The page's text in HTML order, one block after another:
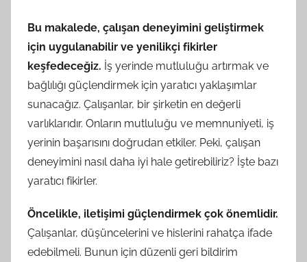
Bu makalede, çalışan deneyimini geliştirmek
için uygulanabilir ve yenilikçi fikirler
keşfedeceğiz. İş yerinde mutluluğu artırmak ve
bağlılığı güçlendirmek için yaratıcı yaklaşımlar
sunacağız. Çalışanlar, bir şirketin en değerli
varlıklarıdır. Onların mutluluğu ve memnuniyeti, iş
yerinin başarısını doğrudan etkiler. Peki, çalışan
deneyimini nasıl daha iyi hale getirebiliriz? İşte bazı
yaratıcı fikirler.
Öncelikle, iletişimi güçlendirmek çok önemlidir.
Çalışanlar, düşüncelerini ve hislerini rahatça ifade
edebilmeli. Bunun için düzenli geri bildirim